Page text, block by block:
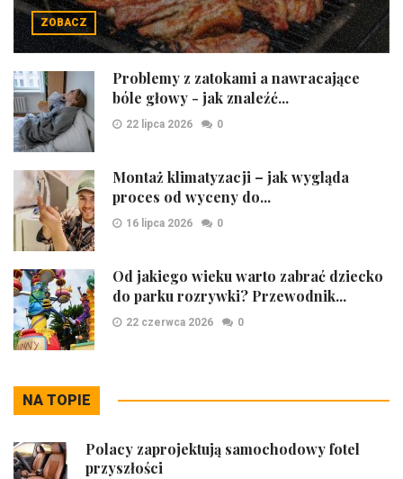
ZOBACZ
Problemy z zatokami a nawracające
bóle głowy - jak znaleźć...
22 lipca 2026 0
Montaż klimatyzacji – jak wygląda
proces od wyceny do...
16 lipca 2026 0
Od jakiego wieku warto zabrać dziecko
do parku rozrywki? Przewodnik...
22 czerwca 2026 0
NA TOPIE
Polacy zaprojektują samochodowy fotel
przyszłości